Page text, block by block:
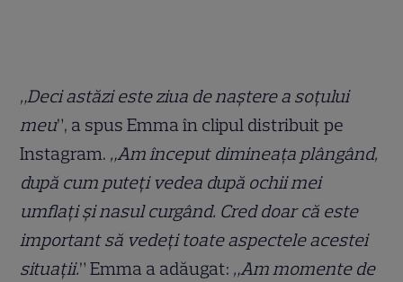
„Deci astăzi este ziua de naștere a soțului
meu”, a spus Emma în clipul distribuit pe
Instagram. „Am început dimineața plângând,
după cum puteți vedea după ochii mei
umflați și nasul curgând. Cred doar că este
important să vedeți toate aspectele acestei
situații.” Emma a adăugat: „Am momente de